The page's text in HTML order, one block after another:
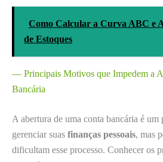
Como Calcular a Curva ABC e
de Estoques
— Principais Motivos que Impedem a
Bancária
A abertura de uma conta bancária é um
gerenciar suas finanças pessoais, mas
dificultam esse processo. Conhecer os